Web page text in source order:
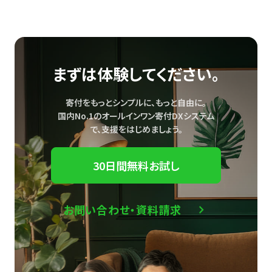
まずは体験してください。
寄付をもっとシンプルに、もっと自由に。
国内No.1のオールインワン寄付DXシステム
で、支援をはじめましょう。
30日間無料お試し
お問い合わせ・資料請求